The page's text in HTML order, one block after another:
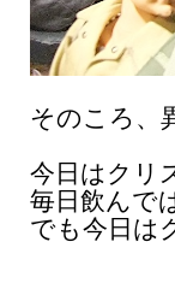
そのころ、
今日はクリ
毎日飲んで
でも今日は